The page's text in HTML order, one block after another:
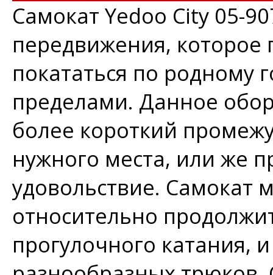
Самокат Yedoo City 05-
передвижения, которое
покататься по родному
пределами. Данное
более короткий
нужного места, или же
удовольствие. Самокат
относительно
прогулочного катания,